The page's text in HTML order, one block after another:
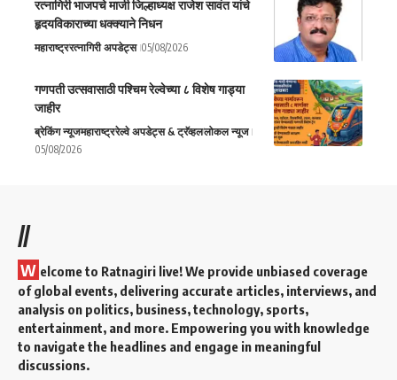
रत्नागिरी भाजपचे माजी जिल्हाध्यक्ष राजेश सावंत यांचे
हृदयविकाराच्या धक्क्याने निधन
महाराष्ट्ररत्नागिरी अपडेट्स 05/08/2026
गणपती उत्सवासाठी पश्चिम रेल्वेच्या ८ विशेष गाड्या
जाहीर
ब्रेकिंग न्यूजमहाराष्ट्ररेल्वे अपडेट्स & ट्रॅव्हललोकल न्यूज
05/08/2026
//
W elcome to Ratnagiri live! We provide unbiased coverage
of global events, delivering accurate articles, interviews, and
analysis on politics, business, technology, sports,
entertainment, and more. Empowering you with knowledge
to navigate the headlines and engage in meaningful
discussions.